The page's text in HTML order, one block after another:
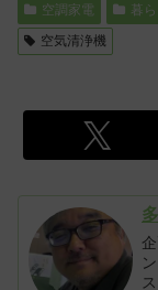
空調家電 暮
空気清浄機